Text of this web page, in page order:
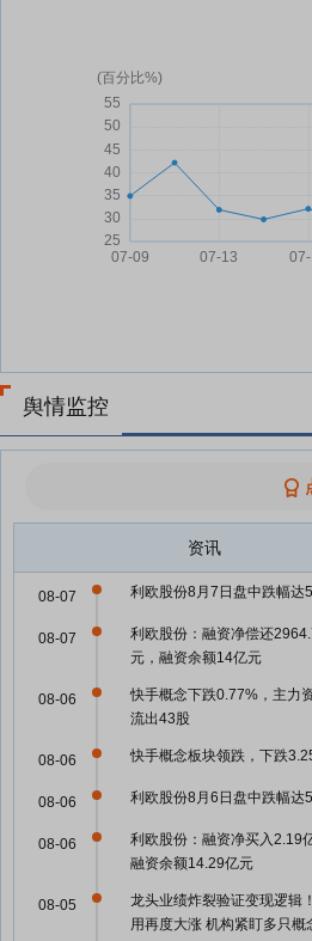
舆情监控
资讯
利欧股份8月7日盘中跌幅达
08-07
利欧股份：融资净偿还
元，融资余额14亿元
08-07
快手概念下跌0.77%，主力
流出43股
08-06
快手概念板块领跌，下跌
08-06
利欧股份8月6日盘中跌幅达
08-06
利欧股份：融资净买入2.19
融资余额14.29亿元
08-06
龙头业绩炸裂验证变现逻辑
用再度大涨 机构紧盯多只概
08-05